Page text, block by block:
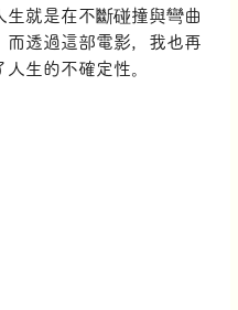
生就是在不斷碰撞與彎曲
而透過這部電影，我也再
人生的不確定性。